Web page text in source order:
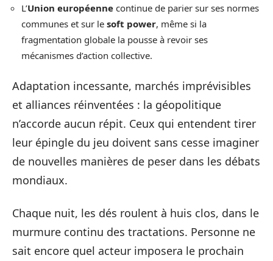
L’Union européenne continue de parier sur ses normes
communes et sur le soft power, même si la
fragmentation globale la pousse à revoir ses
mécanismes d’action collective.
Adaptation incessante, marchés imprévisibles
et alliances réinventées : la géopolitique
n’accorde aucun répit. Ceux qui entendent tirer
leur épingle du jeu doivent sans cesse imaginer
de nouvelles manières de peser dans les débats
mondiaux.
Chaque nuit, les dés roulent à huis clos, dans le
murmure continu des tractations. Personne ne
sait encore quel acteur imposera le prochain